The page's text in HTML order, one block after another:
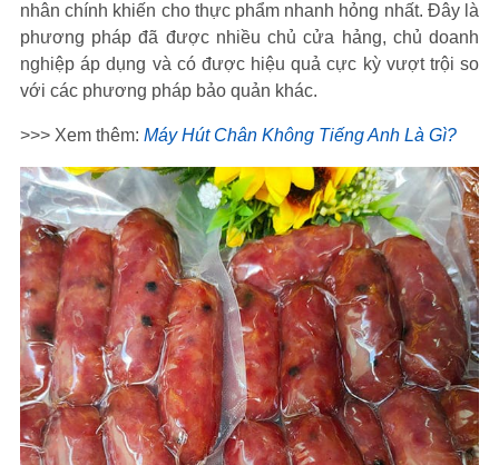
nhân chính khiến cho thực phẩm nhanh hỏng nhất. Đây là
phương pháp đã được nhiều chủ cửa hảng, chủ doanh
nghiệp áp dụng và có được hiệu quả cực kỳ vượt trội so
với các phương pháp bảo quản khác.
>>> Xem thêm: Máy Hút Chân Không Tiếng Anh Là Gì?